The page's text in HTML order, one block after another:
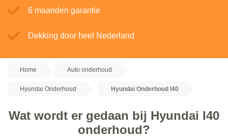
6 maanden garantie
Dekking door heel Nederland
Home Auto onderhoud
Hyundai Onderhoud Hyundai Onderhoud I40
Wat wordt er gedaan bij Hyundai I40
onderhoud?